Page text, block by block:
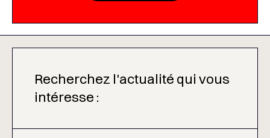
Recherchez l'actualité qui vous
intéresse :